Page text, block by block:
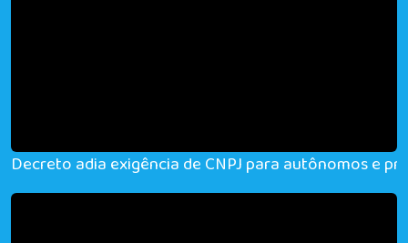
Decreto adia exigência de CNPJ para autônomos e